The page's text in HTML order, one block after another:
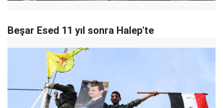
Beşar Esed 11 yıl sonra Halep'te